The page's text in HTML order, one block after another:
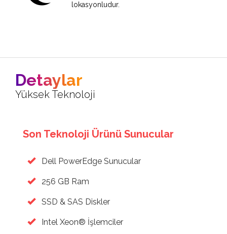
lokasyonludur.
Detaylar
Yüksek Teknoloji
Son Teknoloji Ürünü Sunucular
Dell PowerEdge Sunucular
256 GB Ram
SSD & SAS Diskler
Intel Xeon® İşlemciler